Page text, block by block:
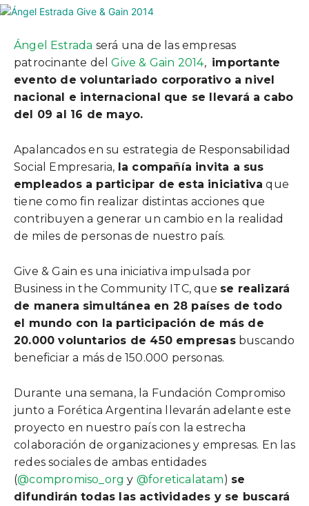
Ángel Estrada será una de las empresas
patrocinante delGive & Gain 2014, importante
evento de voluntariado corporativo a nivel
nacional e internacional que se llevará a cabo
del 09 al 16 de mayo.
Apalancados en su estrategia de Responsabilidad
Social Empresaria, la compañía invita a sus
empleados a participar de esta iniciativa que
tiene como fin realizar distintas acciones que
contribuyen a generar un cambio en la realidad
de miles de personas de nuestro país.
Give & Gain es una iniciativa impulsada por
Business in the Community ITC, que se realizará
de manera simultánea en 28 países de todo
el mundo con la participación de más de
20.000 voluntarios de 450 empresasbuscando
beneficiar a más de 150.000 personas.
Durante una semana, la Fundación Compromiso
junto a Forética Argentina llevarán adelante este
proyecto en nuestro país con la estrecha
colaboración de organizaciones y empresas. En las
redes sociales de ambas entidades
(@compromiso_org y @foreticalatam) se
difundirán todas las actividades y se buscará